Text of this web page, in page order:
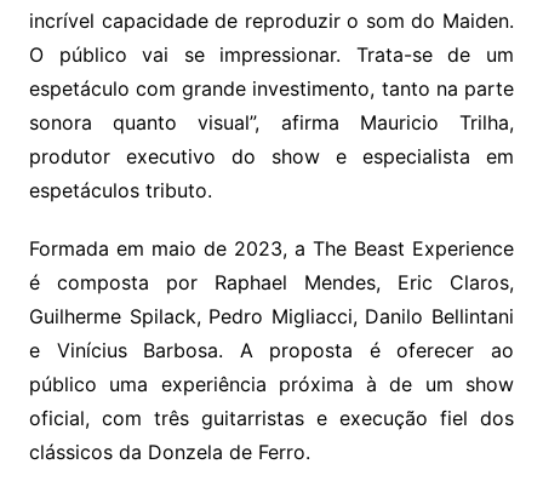
incrível capacidade de reproduzir o som do Maiden.
O público vai se impressionar. Trata-se de um
espetáculo com grande investimento, tanto na parte
sonora quanto visual”, afirma Mauricio Trilha,
produtor executivo do show e especialista em
espetáculos tributo.
Formada em maio de 2023, a The Beast Experience
é composta por Raphael Mendes, Eric Claros,
Guilherme Spilack, Pedro Migliacci, Danilo Bellintani
e Vinícius Barbosa. A proposta é oferecer ao
público uma experiência próxima à de um show
oficial, com três guitarristas e execução fiel dos
clássicos da Donzela de Ferro.